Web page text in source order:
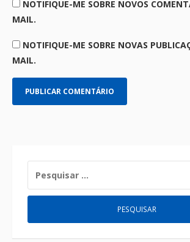
NOTIFIQUE-ME SOBRE NOVOS
MAIL.
NOTIFIQUE-ME SOBRE NOVAS
MAIL.